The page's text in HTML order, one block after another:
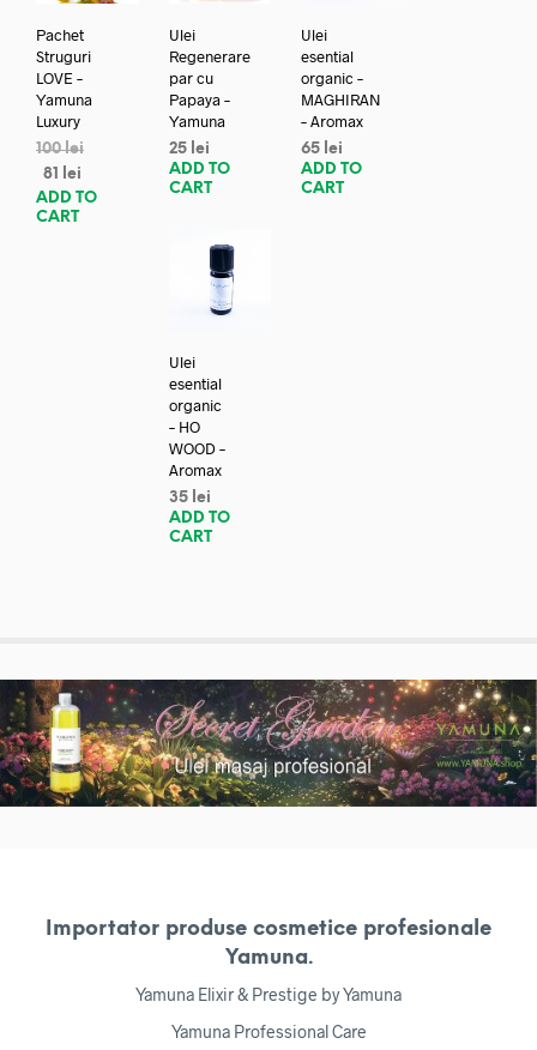
Pachet
Struguri
LOVE –
Yamuna
Luxury
100lei
81
lei
ADD TO
CART
Ulei
Regenerare
par cu
Papaya –
Yamuna
25 lei
ADD TO
CART
Ulei
esential
organic –
MAGHIRAN
– Aromax
65 lei
ADD TO
CART
Ulei
esential
organic
– HO
WOOD –
Aromax
35 lei
ADD TO
CART
Importator produse cosmetice profesionale
Yamuna.
Yamuna Elixir & Prestige by Yamuna
Yamuna Professional Care